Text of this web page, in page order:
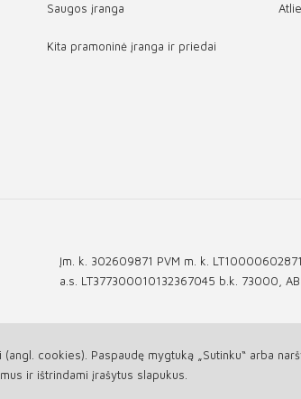
cookies). Paspaudę mygtuką „Sutinku“ arba
ir ištrindami įrašytus slapukus.
Saugos įranga
Kita pramoninė įranga ir priedai
Įm. k. 302609871 PVM m. k.
a.s. LT377300010132367045 b.k. 73000,